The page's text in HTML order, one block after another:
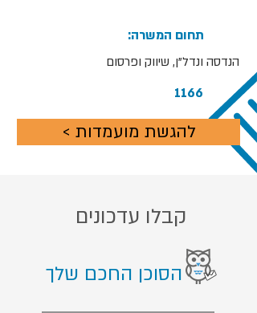
:תחום המשרה
הנדסה ונדל"ן, שיווק ופרסום
1166
< להגשת מועמדות
קבלו עדכונים
הסוכן החכם שלך